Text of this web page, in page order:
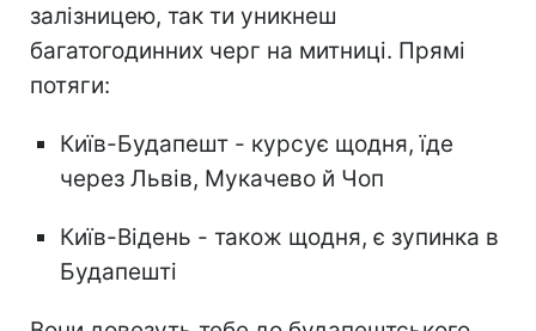
залізницею, так ти уникнеш
багатогодинних черг на митниці. Прямі
потяги:
Київ-Будапешт - курсує щодня, їде
через Львів, Мукачево й Чоп
Київ-Відень - також щодня, є зупинка в
Будапешті